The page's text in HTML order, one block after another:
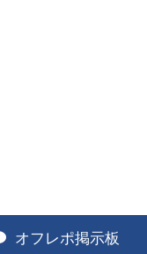
オフレポ掲示板